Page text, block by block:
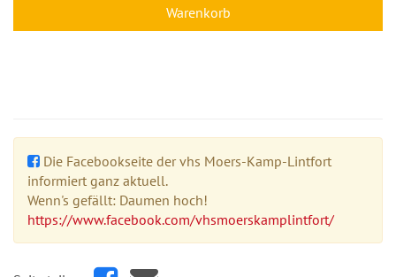
Warenkorb
Die Facebookseite der vhs Moers-Kamp-Lintfort
informiert ganz aktuell.
Wenn's gefällt: Daumen hoch!
https://www.facebook.com/vhsmoerskamplintfort/